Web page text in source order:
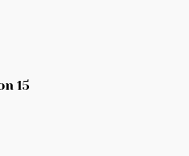
15